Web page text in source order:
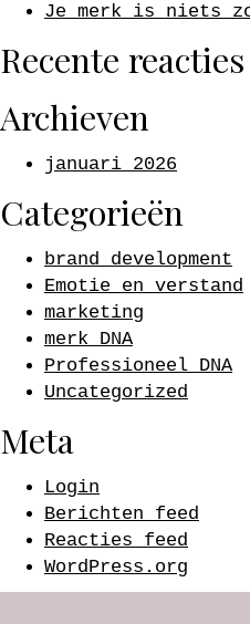
Je merk is niets
Recente reacties
Archieven
januari 2026
Categorieën
brand development
Emotie en verstand
marketing
merk DNA
Professioneel DNA
Uncategorized
Meta
Login
Berichten feed
Reacties feed
WordPress.org